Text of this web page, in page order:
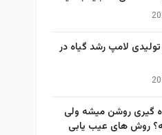
تولیدی لامپ رشد گیاه در
گیری روشن میشه ولی
روش های عیب یابی